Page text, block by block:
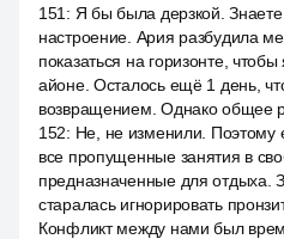
151 : Я бы была дерзкой.
настроение. Ария разбудила
показаться на горизонте,
айоне. Осталось ещё 1 день,
возвращением. Однако общее
152: Не, не изменили. Поэтому
все пропущенные занятия в
предназначенные для отдыха.
старалась игнорировать
Конфликт между нами был